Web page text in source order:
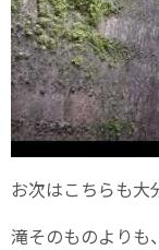
お次はこちらも大
滝そのものよりも